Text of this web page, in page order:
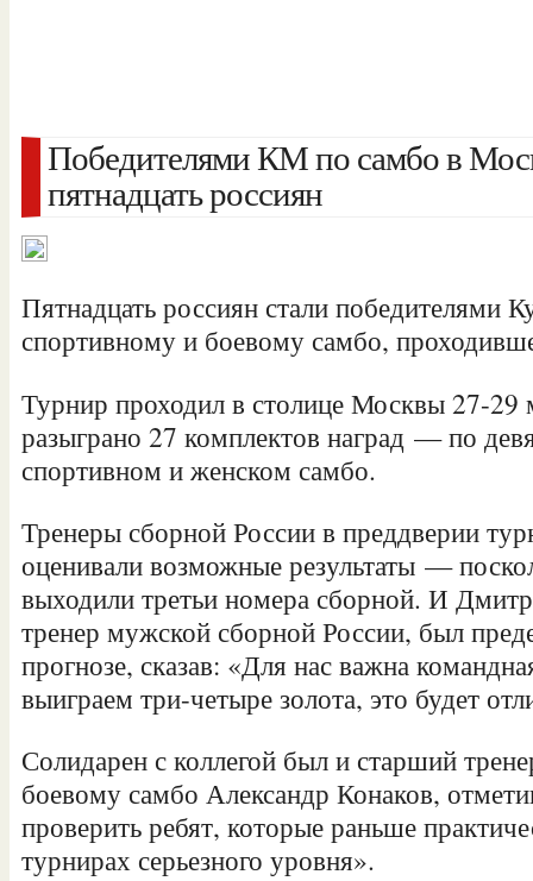
Победителями КМ по самбо в
пятнадцать россиян
Пятнадцать россиян стали победителями
спортивному и боевому самбо,
Турнир проходил в столице Москвы 27-29
разыграно 27 комплектов наград — по
спортивном и женском самбо.
Тренеры сборной России в преддверии
оценивали возможные результаты —
выходили третьи номера сборной. И
тренер мужской сборной России, был
прогнозе, сказав: «Для нас важна
выиграем три-четыре золота, это будет
Солидарен с коллегой был и старший
боевому самбо Александр Конаков,
проверить ребят, которые раньше
турнирах серьезного уровня».